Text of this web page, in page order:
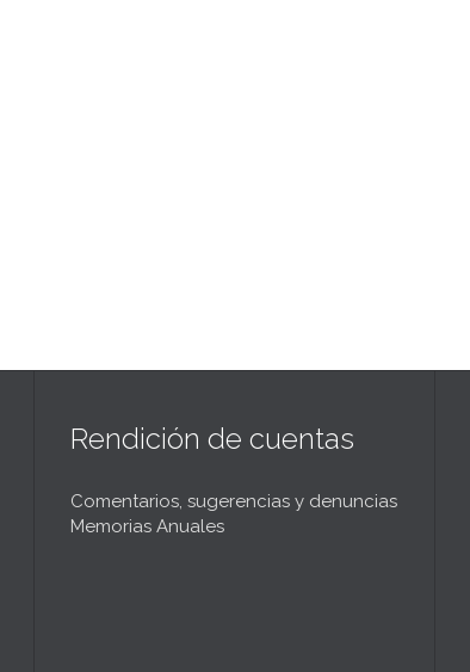
Rendición de cuentas
Comentarios, sugerencias y denuncias
Memorias Anuales